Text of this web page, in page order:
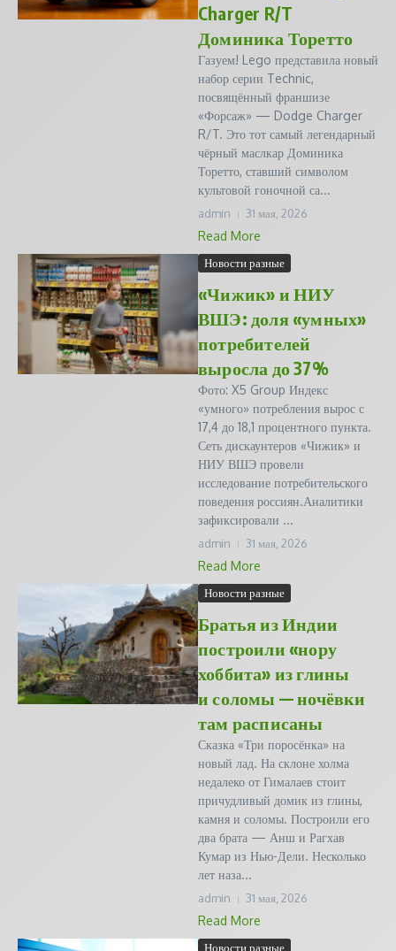
Charger R/T
Доминика Торетто
Газуем! Lego представила новый
набор серии Technic,
посвящённый франшизе
«Форсаж» — Dodge Charger
R/T. Это тот самый легендарный
чёрный маслкар Доминика
Торетто, ставший символом
культовой гоночной са...
admin 31 мая, 2026
Read More
Новости разные
«Чижик» и НИУ
ВШЭ: доля «умных»
потребителей
выросла до 37%
Фото: X5 Group Индекс
«умного» потребления вырос с
17,4 до 18,1 процентного пункта.
Сеть дискаунтеров «Чижик» и
НИУ ВШЭ провели
исследование потребительского
поведения россиян.Аналитики
зафиксировали ...
admin 31 мая, 2026
Read More
Новости разные
Братья из Индии
построили «нору
хоббита» из глины
и соломы — ночёвки
там расписаны
Сказка «Три поросёнка» на
новый лад. На склоне холма
недалеко от Гималаев стоит
причудливый домик из глины,
камня и соломы. Построили его
два брата — Анш и Рагхав
Кумар из Нью-Дели. Несколько
лет наза...
admin 31 мая, 2026
Read More
Новости разные